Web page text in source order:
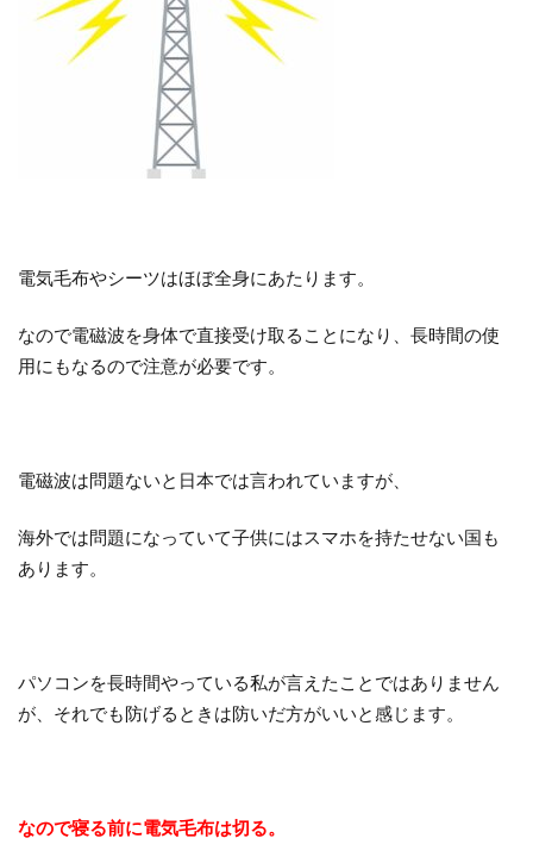
電気毛布やシーツはほぼ全身にあたります。
なので電磁波を身体で直接受け取ることになり、長時間の使
用にもなるので注意が必要です。
電磁波は問題ないと日本では言われていますが、
海外では問題になっていて子供にはスマホを持たせない国も
あります。
パソコンを長時間やっている私が言えたことではありません
が、それでも防げるときは防いだ方がいいと感じます。
なので寝る前に電気毛布は切る。